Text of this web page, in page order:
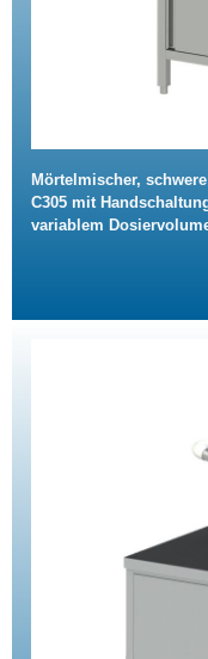
Mörtelmischer,
C305 mit
variablem